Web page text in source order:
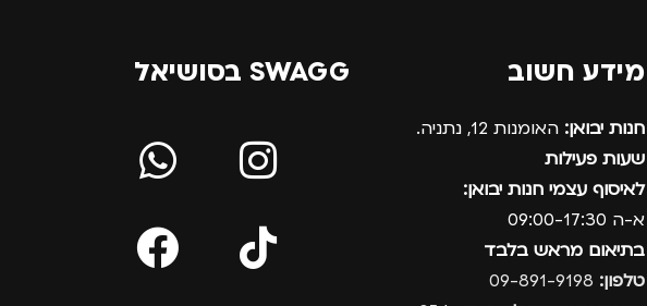
מידע חשוב
חנות יבואן: האומנות 12, נתניה.
שעות פעילות
לאיסוף עצמי חנות יבואן:
א-ה 09:00-17:30
בתיאום מראש בלבד
טלפון:
SWAGG בסושיאל